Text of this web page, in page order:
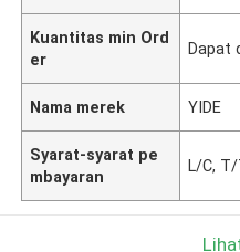
Kuantitas min Ord
er
Dapat
Nama merek YIDE
Syarat-syarat pe
mbayaran
L/C, T/